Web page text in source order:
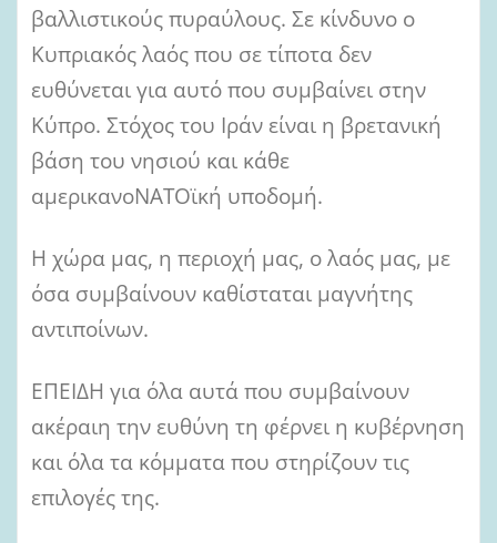
βαλλιστικούς πυραύλους. Σε κίνδυνο ο
Κυπριακός λαός που σε τίποτα δεν
ευθύνεται για αυτό που συμβαίνει στην
Κύπρο. Στόχος του Ιράν είναι η βρετανική
βάση του νησιού και κάθε
αμερικανοΝΑΤΟϊκή υποδομή.
Η χώρα μας, η περιοχή μας, ο λαός μας, με
όσα συμβαίνουν καθίσταται μαγνήτης
αντιποίνων.
ΕΠΕΙΔΗ για όλα αυτά που συμβαίνουν
ακέραιη την ευθύνη τη φέρνει η κυβέρνηση
και όλα τα κόμματα που στηρίζουν τις
επιλογές της.